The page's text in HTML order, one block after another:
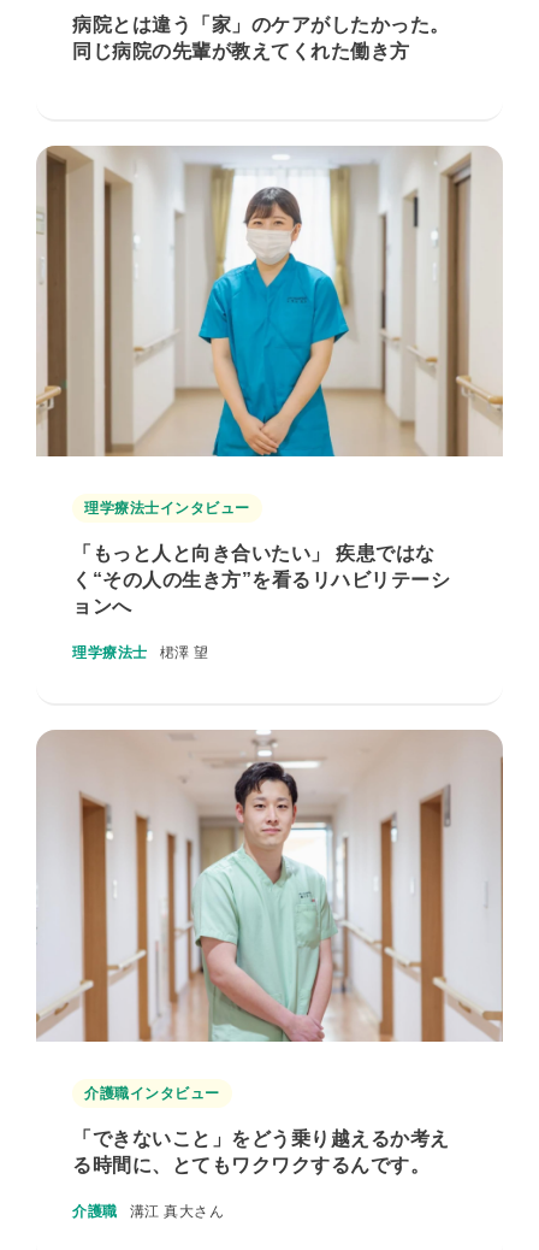
病院とは違う「家」のケアがしたかった。
同じ病院の先輩が教えてくれた働き方
理学療法士インタビュー
「もっと人と向き合いたい」 疾患ではな
く“その人の生き方”を看るリハビリテーシ
ョンへ
理学療法士 桾澤 望
介護職インタビュー
「できないこと」をどう乗り越えるか考え
る時間に、とてもワクワクするんです。
介護職 溝江 真⼤さん